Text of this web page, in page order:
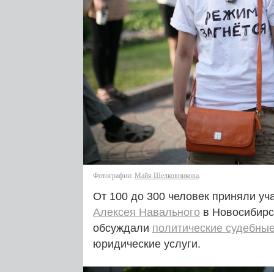
Фотографии: Майя Шелковникова
От 100 до 300 человек приняли
Алексея Навального в
обсуждали политические
юридические услуги.